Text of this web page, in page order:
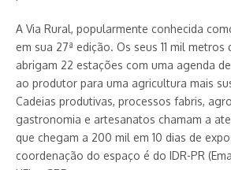
A Via Rural, popularmente conhecida
em sua 27ª edição. Os seus 11 mil
abrigam 22 estações com uma agenda
ao produtor para uma agricultura mais
Cadeias produtivas, processos fabris,
gastronomia e artesanatos chamam a
que chegam a 200 mil em 10 dias de
coordenação do espaço é do IDR-PR